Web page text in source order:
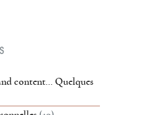
content… Quelques